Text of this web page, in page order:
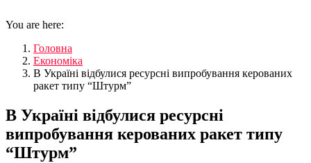
You are here:
Головна
Економіка
В Україні відбулися ресурсні випробування керованих
ракет типу “Штурм”
В Україні відбулися ресурсні
випробування керованих ракет типу
“Штурм”